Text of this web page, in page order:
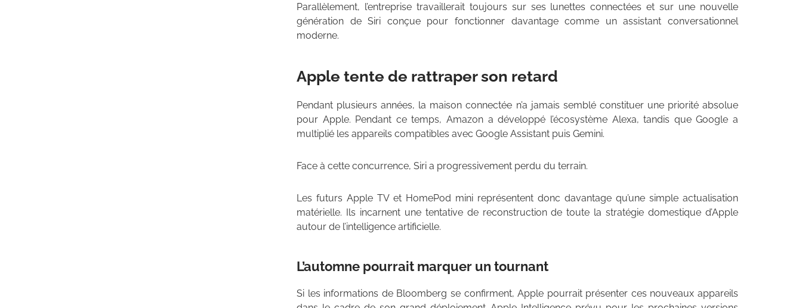
Parallèlement, l’entreprise travaillerait toujours sur ses lunettes connectées et sur une nouvelle
génération de Siri conçue pour fonctionner davantage comme un assistant conversationnel
moderne.
Apple tente de rattraper son retard
Pendant plusieurs années, la maison connectée n’a jamais semblé constituer une priorité absolue
pour Apple. Pendant ce temps, Amazon a développé l’écosystème Alexa, tandis que Google a
multiplié les appareils compatibles avec Google Assistant puis Gemini.
Face à cette concurrence, Siri a progressivement perdu du terrain.
Les futurs Apple TV et HomePod mini représentent donc davantage qu’une simple actualisation
matérielle. Ils incarnent une tentative de reconstruction de toute la stratégie domestique d’Apple
autour de l’intelligence artificielle.
L’automne pourrait marquer un tournant
Si les informations de Bloomberg se confirment, Apple pourrait présenter ces nouveaux appareils